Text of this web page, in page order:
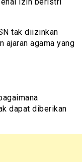
tak diizinkan
ajaran agama yang
dapat diberikan